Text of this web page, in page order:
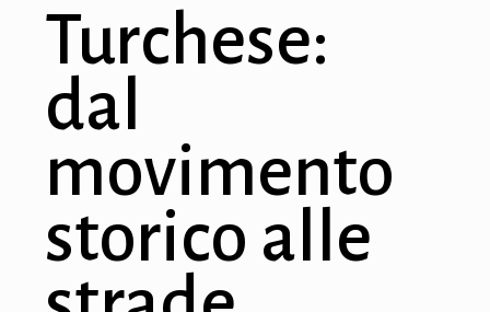
Turchese:
dal
movimento
storico alle